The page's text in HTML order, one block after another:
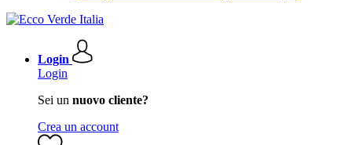
Login
Login
Sei un nuovo cliente?
Crea un account